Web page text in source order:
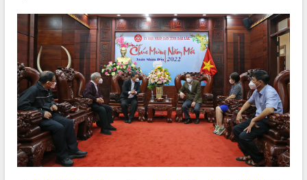
THÔNG TIN CHỈ ĐẠO ĐIỀU HÀNH
HỆ THỐNG VĂN BẢN
VĂN BẢN HĐND TỈNH
ĐIỂM TIN VĂN BẢN
QUY HOẠCH - KẾ HOẠCH